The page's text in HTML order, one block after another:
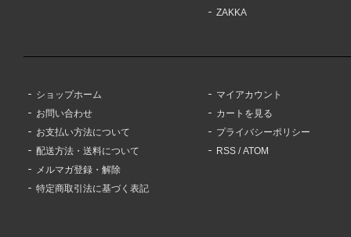
ZAKKA
ショップホーム
お問い合わせ
お支払い方法について
配送方法・送料について
メルマガ登録・解除
特定商取引法に基づく表記
マイアカウント
カートを見る
プライバシーポリシー
RSS /ATOM